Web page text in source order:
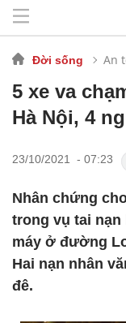
Đời sống An
5 xe va
Hà Nội, 4
23/10/2021 - 07:23
Nhân chứng
trong vụ tai nạn
máy ở đường
Hai nạn nhân
đê.